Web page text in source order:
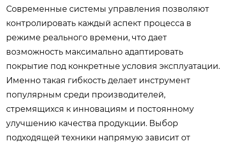
Современные системы управления позволяют
контролировать каждый аспект процесса в
режиме реального времени, что дает
возможность максимально адаптировать
покрытие под конкретные условия эксплуатации.
Именно такая гибкость делает инструмент
популярным среди производителей,
стремящихся к инновациям и постоянному
улучшению качества продукции. Выбор
подходящей техники напрямую зависит от